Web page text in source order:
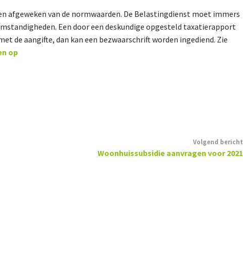
afgeweken van de normwaarden. De Belastingdienst moet immers
Een door een deskundige opgesteld taxatierapport
de aangifte, dan kan een bezwaarschrift worden ingediend. Zie
op
Volgend bericht
Woonhuissubsidie aanvragen voor 2021